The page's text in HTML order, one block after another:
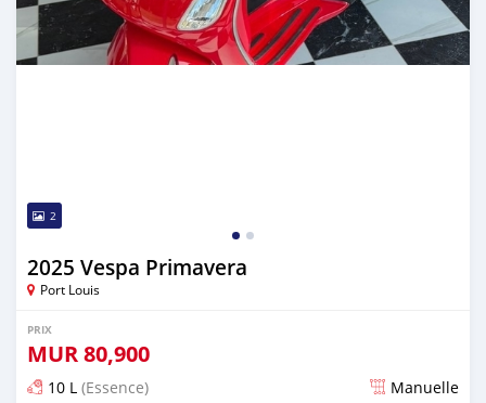
2
2025 Vespa Primavera
Port Louis
PRIX
MUR80,900
10 L (Essence) Manuelle